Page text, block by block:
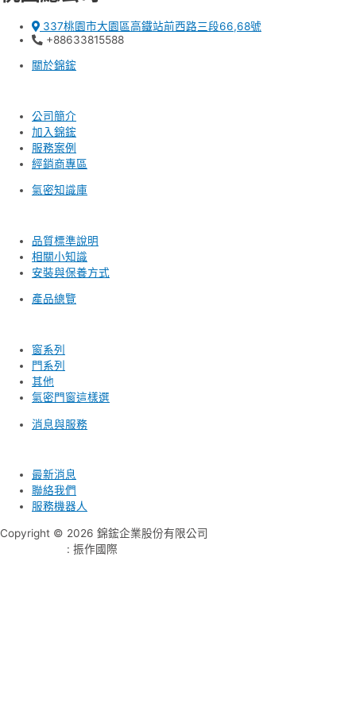
337桃園市大園區高鐵站前西路三段66,68號
+88633815588
關於錦鋐
公司簡介
加入錦鋐
服務案例
經銷商專區
氣密知識庫
品質標準說明
相關小知識
安裝與保養方式
產品總覽
窗系列
門系列
其他
氣密門窗這樣選
消息與服務
最新消息
聯絡我們
服務機器人
Copyright © 2026 錦鋐企業股份有限公司
: 振作國際